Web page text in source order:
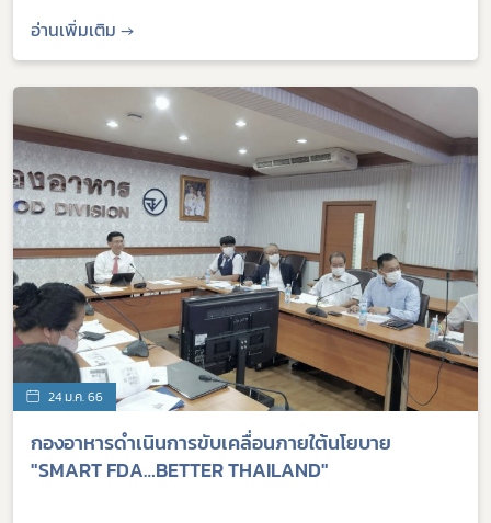
อ่านเพิ่มเติม →
24 ม.ค. 66
​กองอาหารดำเนินการขับเคลื่อนภายใต้นโยบาย
"SMART FDA…BETTER THAILAND"